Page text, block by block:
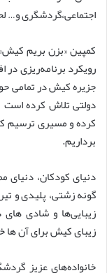
اجتماعی،گردشگری و…
کمپین «بزن بریم
رویکرد برنامه‌ریزی
جزیره کیش در تمامی
دولتی تلاش کرده
کرده و مسیری ترسیم
برداریم.
دنیای کودکان، دنیای
گونه زشتی، پلیدی و
زیبایی‌ها و شادی های
زیبای کیش برای آن ها
خانواده‌های عزیز